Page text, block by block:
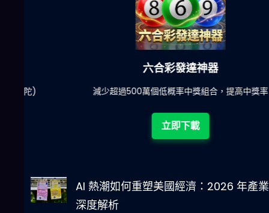
六合彩發達神器
減少超過500萬個低概率中獎組合，提高中獎率
立即下載
AI 熱潮如何重塑美國經濟：2026 年產
深度解析